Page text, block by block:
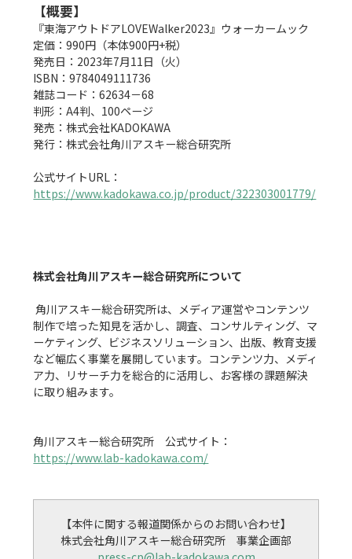
【概要】
『東海アウトドアLOVEWalker2023』ウォーカームック
定価：990円（本体900円+税）
発売日：2023年7月11日（火）
ISBN：9784049111736
雑誌コード：62634－68
判形：A4判、100ページ
発売：株式会社KADOKAWA
発行：株式会社角川アスキー総合研究所
公式サイトURL：
https://www.kadokawa.co.jp/product/322303001779/
株式会社角川アスキー総合研究所について
制作で培った知見を活かし、調査、コンサルティング、マ
ーケティング、ビジネスソリューション、出版、教育支援
など幅広く事業を展開しています。コンテンツ力、メディ
ア力、リサーチ力を総合的に活用し、お客様の課題解決
に取り組みます。
角川アスキー総合研究所　公式サイト：
https://www.lab-kadokawa.com/
【本件に関する報道関係からのお問い合わせ】